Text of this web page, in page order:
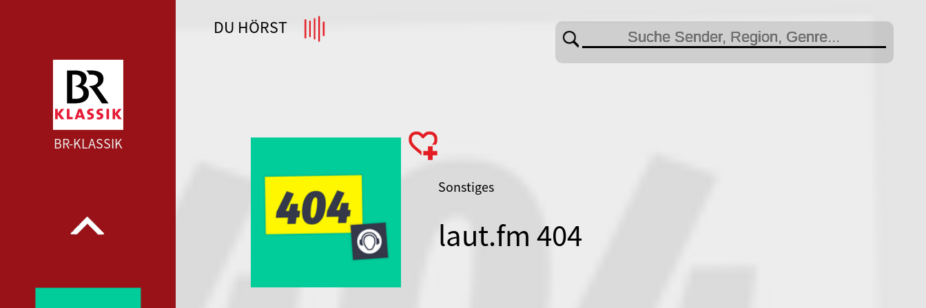
WDR 4 --- WDR 4 ---
BR-KLASSIK
DU HÖRST
Sonstiges
laut.fm 404